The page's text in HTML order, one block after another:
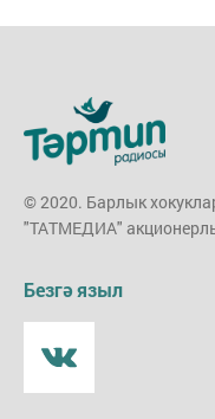
© 2020. Барлык
"ТАТМЕДИА"
Безгә языл